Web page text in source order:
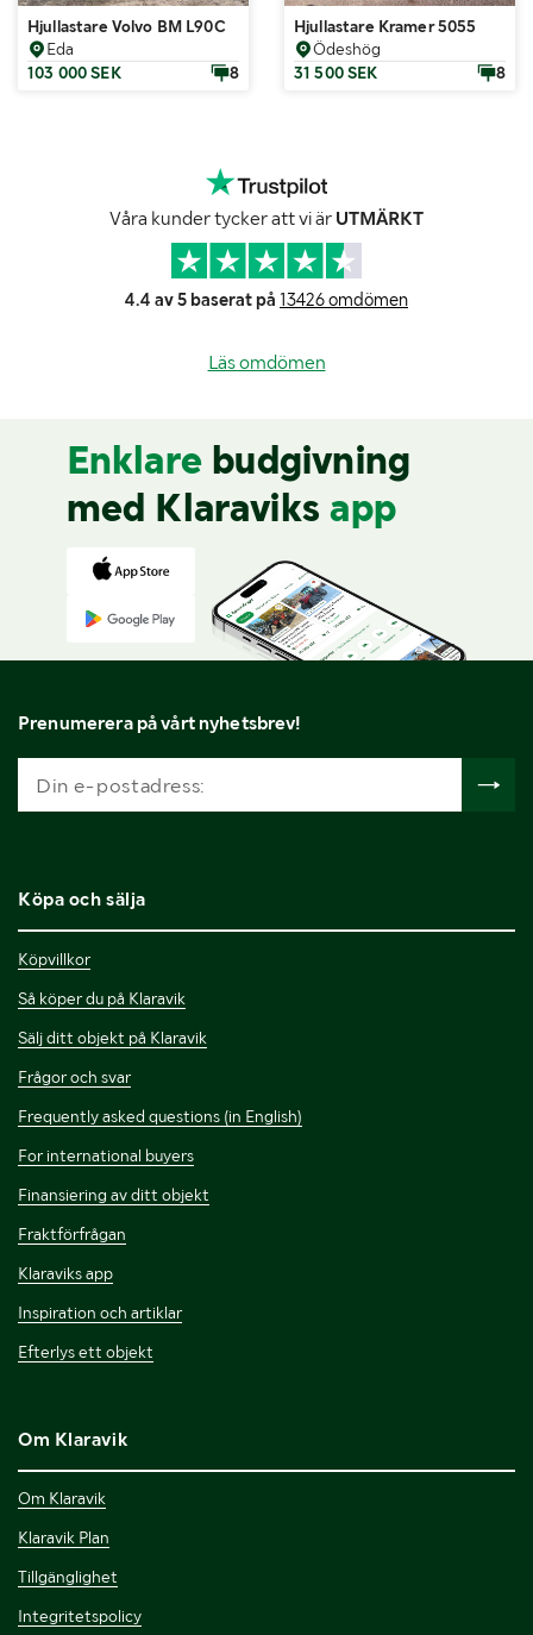
Hjullastare Volvo BM L90C
Eda
103 000 SEK
8
Hjullastare Kramer 5055
Ödeshög
31 500 SEK
8
Våra kunder tycker att vi är UTMÄRKT
4.4 av 5 baserat på 13426 omdömen
Läs omdömen
Enklare budgivning
med Klaraviks app
Prenumerera på vårt nyhetsbrev!
Köpa och sälja
Köpvillkor
Så köper du på Klaravik
Sälj ditt objekt på Klaravik
Frågor och svar
Frequently asked questions (in English)
For international buyers
Finansiering av ditt objekt
Fraktförfrågan
Klaraviks app
Inspiration och artiklar
Efterlys ett objekt
Om Klaravik
Om Klaravik
Klaravik Plan
Tillgänglighet
Integritetspolicy